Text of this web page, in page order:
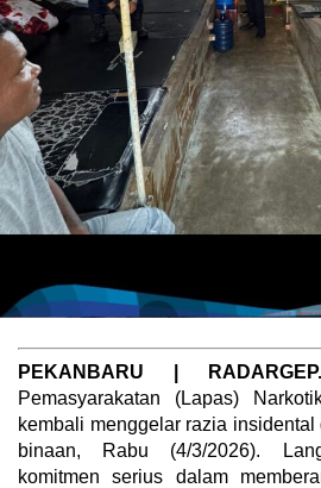
PEKANBARU |
Pemasyarakatan (Lapas)
kembali menggelar razia
binaan, Rabu (4/3/2026).
komitmen serius dalam